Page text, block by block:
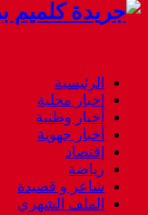
الرئيسية
اخبار محلية
أخبار وطنية
أخبار جهوية
إقتصاد
رياضة
شاعر و قصيدة
الملف الشهري